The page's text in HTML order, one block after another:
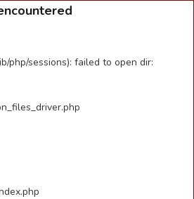
php/sessions): failed to open dir: